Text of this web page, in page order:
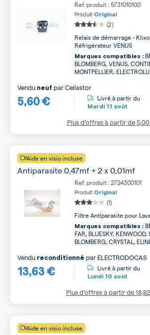
Ref. produit : 5731010100
Produit Original
(2)
Relais de démarrage -
Réfrigérateur VENUS
Marques compatibles :
BLOMBERG, VENUS,
MONTPELLIER,
5,60 €
Vendu neuf parCellastor
Livré à partir du
Mardi 11 août
Plus d’offres à partir de
Aide en visio incluse
Antiparasite 0,47mf + 2 x 0,01mf
Ref. produit : 2724300101
Produit Original
(1)
Filtre Antiparasite pour
Marques compatibles :
FAR, BLUESKY, KENWOOD,
BLOMBERG, CRYSTAL,
13,63 €
Vendu reconditionné par ELECTRODOCAS
Livré à partir du
Lundi 10 août
Plus d’offres à partir de
Aide en visio incluse